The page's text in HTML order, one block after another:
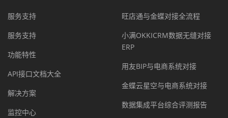
服务支持
服务支持
功能特性
API接口文档大全
解决方案
监控中心
旺店通与金蝶对接全流程
小满OKKICRM数据无缝对接
ERP
用友BIP与电商系统对接
金蝶云星空与电商系统对接
数据集成平台综合评测报告